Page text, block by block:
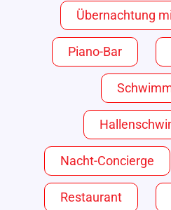
Übernachtung
Piano-Bar
Nacht-Concierge
Restaurant